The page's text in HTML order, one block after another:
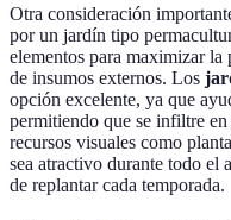
Otra consideración
por un jardín tipo
elementos para maximizar
de insumos externos. Los
opción excelente, ya que
permitiendo que se infiltre
recursos visuales como
sea atractivo durante todo el
de replantar cada temporada.